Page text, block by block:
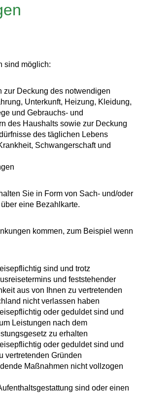
sind möglich:
zur Deckung des notwendigen
Unterkunft, Heizung, Kleidung,
und Gebrauchs- und
des Haushalts sowie zur Deckung
des täglichen Lebens
Schwangerschaft und
Sie in Form von Sach- und/oder
eine Bezahlkarte.
kommen, zum Beispiel wenn
sind und trotz
und feststehender
aus von Ihnen zu vertretenden
nicht verlassen haben
oder geduldet sind und
Leistungen nach dem
zu erhalten
oder geduldet sind und
vertretenden Gründen
Maßnahmen nicht vollzogen
sind oder einen